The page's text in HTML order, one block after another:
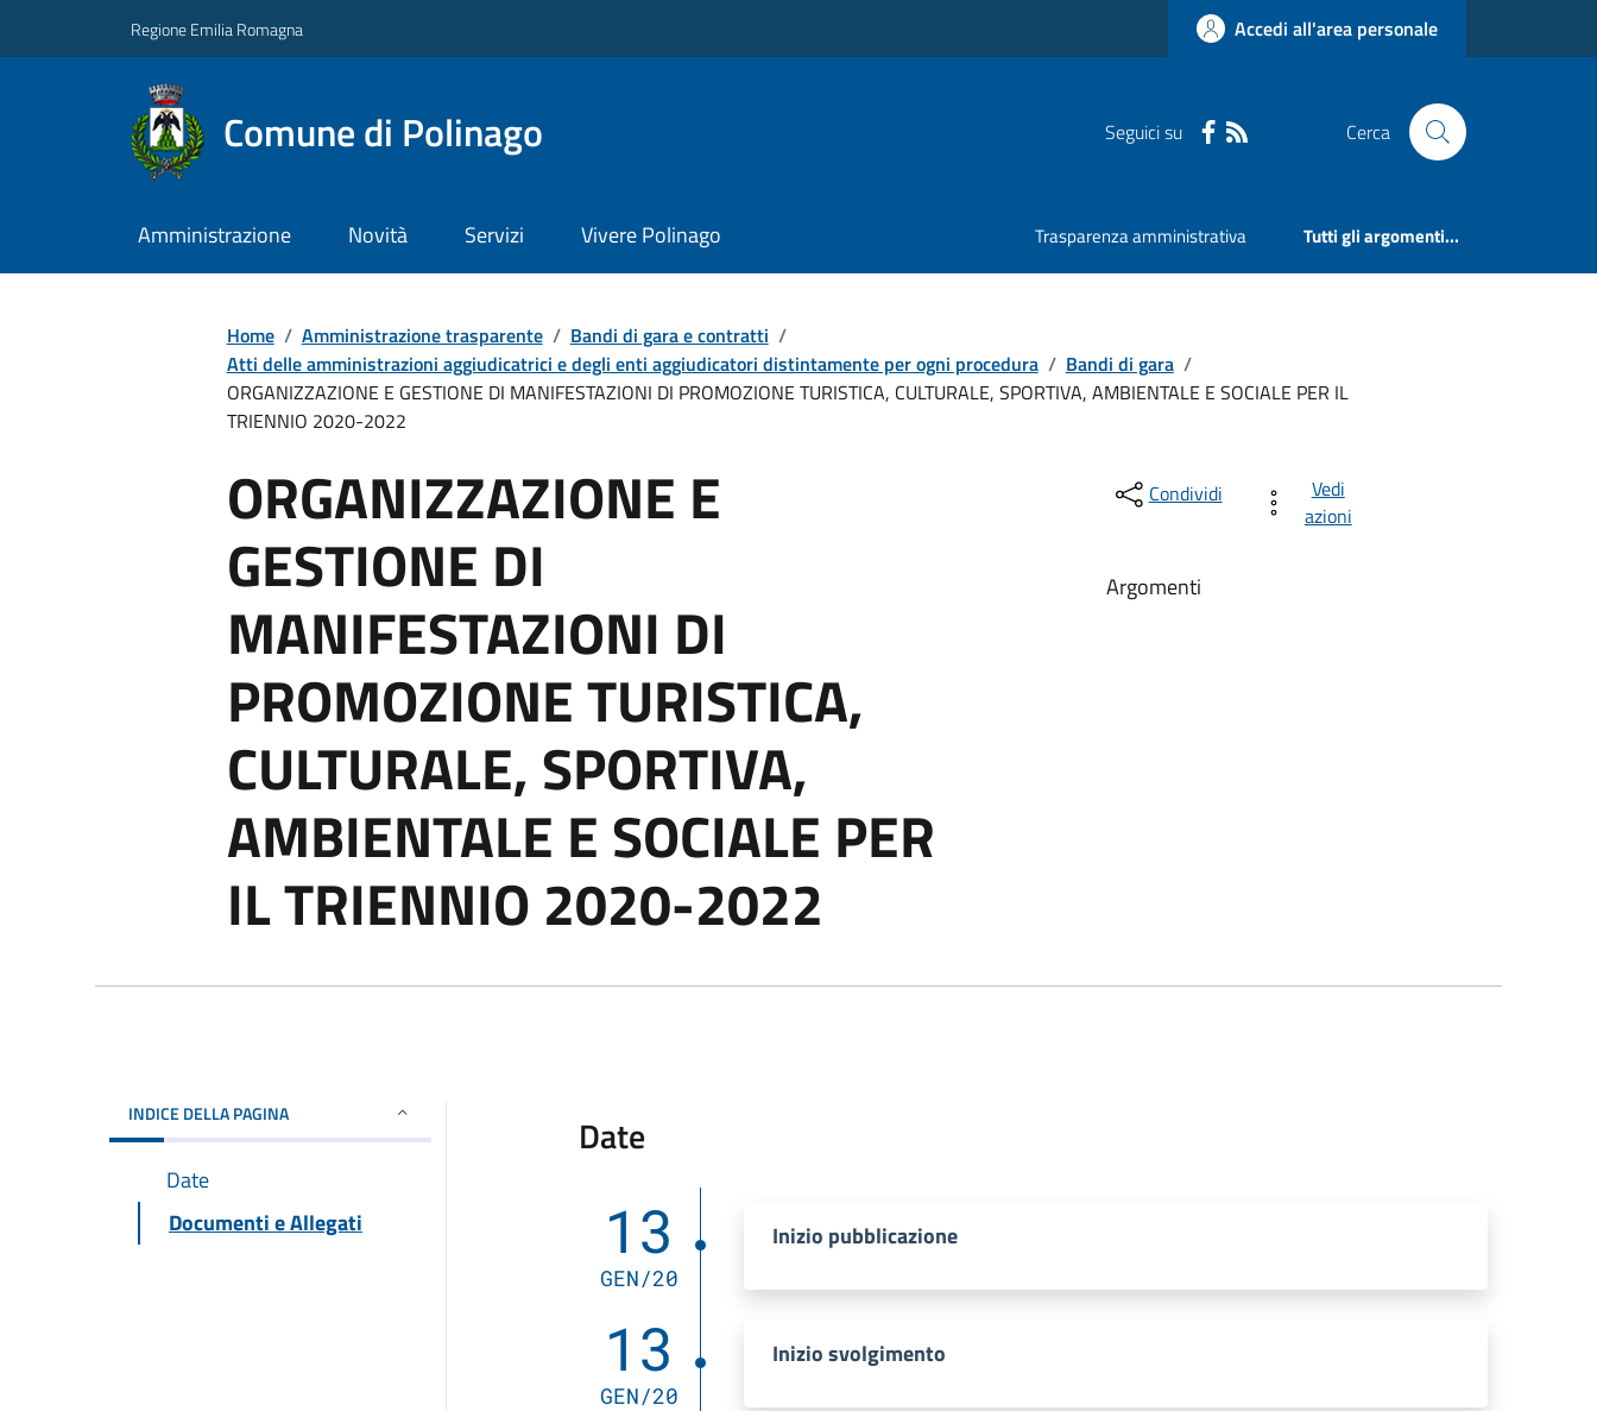
Regione Emilia Romagna Accedi all'area personale
Comune di Polinago Seguici su Cerca
Amministrazione Novità Servizi Vivere Polinago Trasparenza amministrativa Tutti gli argomenti...
Home / Amministrazione trasparente / Bandi di gara e contratti /
Atti delle amministrazioni aggiudicatrici e degli enti aggiudicatori distintamente per ogni procedura / Bandi di gara /
ORGANIZZAZIONE E GESTIONE DI MANIFESTAZIONI DI PROMOZIONE TURISTICA, CULTURALE, SPORTIVA, AMBIENTALE E SOCIALE PER IL
TRIENNIO 2020-2022
ORGANIZZAZIONE E
GESTIONE DI
MANIFESTAZIONI DI
PROMOZIONE TURISTICA,
CULTURALE, SPORTIVA,
AMBIENTALE E SOCIALE PER
IL TRIENNIO 2020-2022
Condividi
Vedi
azioni
Argomenti
INDICE DELLA PAGINA
Date
Documenti e Allegati
Date
13
GEN/20
Inizio pubblicazione
13
GEN/20
Inizio svolgimento